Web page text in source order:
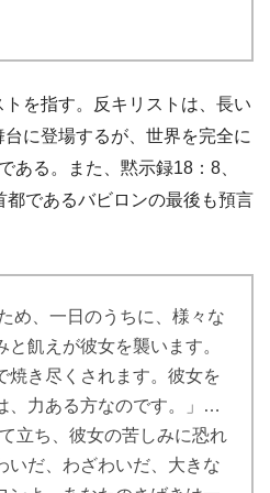
を指す。反キリストは、長い
に登場するが、世界を完全に
ある。また、黙示録18：8、
都であるバビロンの最後も預言
め、一日のうちに、様々な
と飢えが彼女を襲います。
焼き尽くされます。彼女を
、力ある方なのです。」…
立ち、彼女の苦しみに恐れ
いだ、わざわいだ、大きな